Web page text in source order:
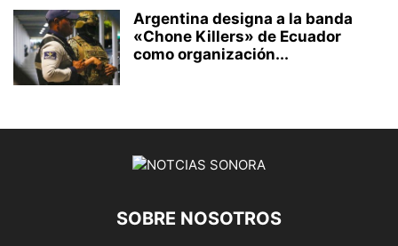
Argentina designa a la banda
«Chone Killers» de Ecuador
como organización...
SOBRE NOSOTROS